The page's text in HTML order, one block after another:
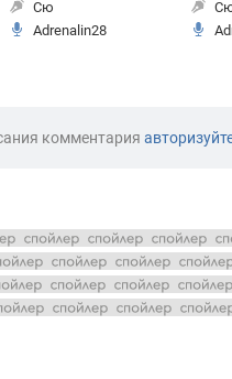
Сю
Adrenalin28
комментария
не первый владыка
демонов а
конфликтует с Аносом. С
владыка демонов